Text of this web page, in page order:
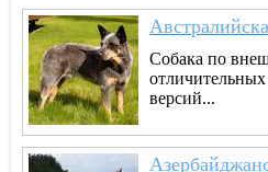
Собака по
версий...